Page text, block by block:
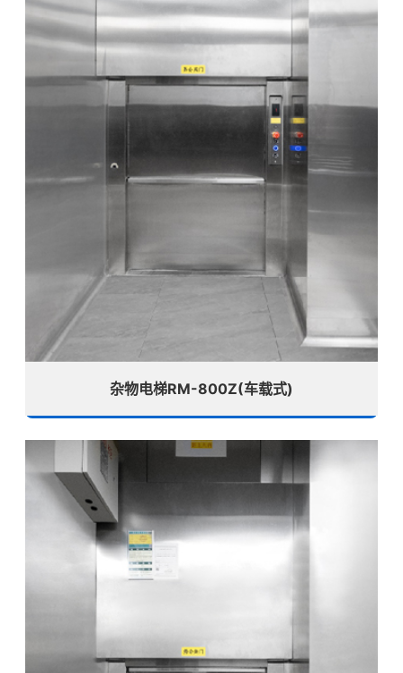
杂物电梯RM-800Z(车载式)